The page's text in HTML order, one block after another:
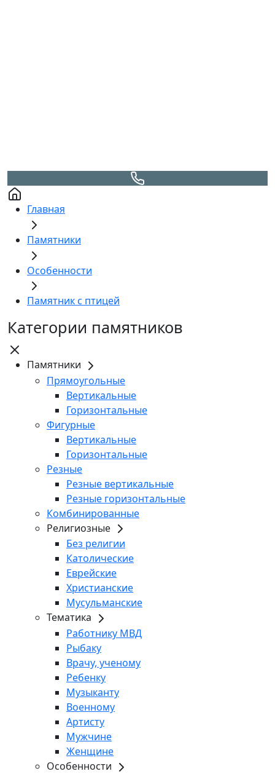
Главная
Памятники
Особенности
Памятник с птицей
Категории памятников
Памятники
Прямоугольные
Вертикальные
Горизонтальные
Фигурные
Вертикальные
Горизонтальные
Резные
Резные вертикальные
Резные горизонтальные
Комбинированные
Религиозные
Без религии
Католические
Еврейские
Христианские
Мусульманские
Тематика
Работнику МВД
Рыбаку
Врачу, ученому
Ребенку
Музыканту
Военному
Артисту
Мужчине
Женщине
Особенности